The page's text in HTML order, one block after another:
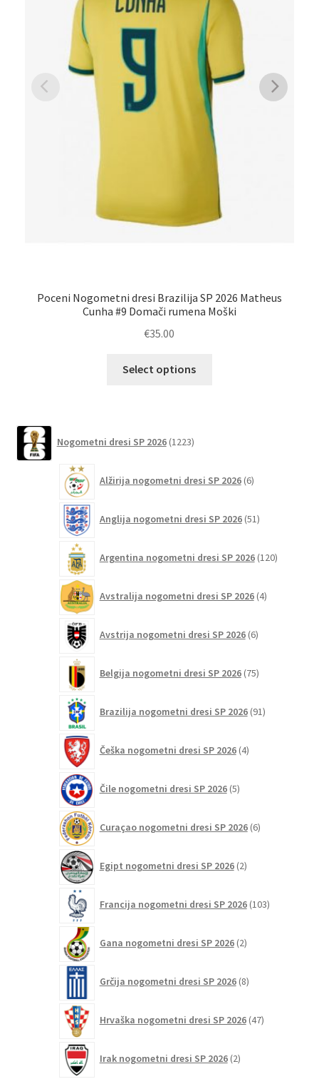
Poceni Nogometni dresi Brazilija SP 2026 Matheus
Cunha #9 Domači rumena Moški
€35.00
Select options
izberete
strani
Nogometni dresi SP 2026 1223izdelkov
Alžirija nogometni dresi SP 2026 6izdelkov
Anglija nogometni dresi SP 2026 51izdelkov
Argentina nogometni dresi SP 2026 120izdelkov
Avstralija nogometni dresi SP 2026 4izdelki
Avstrija nogometni dresi SP 2026 6izdelkov
Belgija nogometni dresi SP 2026 75izdelkov
Brazilija nogometni dresi SP 2026 91izdelkov
Češka nogometni dresi SP 2026 4izdelki
Čile nogometni dresi SP 2026 5izdelkov
Curaçao nogometni dresi SP 2026 6izdelkov
Egipt nogometni dresi SP 2026 2izdelka
Francija nogometni dresi SP 2026 103izdelki
Gana nogometni dresi SP 2026 2izdelka
Grčija nogometni dresi SP 2026 8izdelkov
Hrvaška nogometni dresi SP 2026 47izdelkov
Irak nogometni dresi SP 2026 2izdelka